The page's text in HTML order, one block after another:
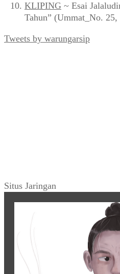
KLIPING ~ Esai
Tahun” (Ummat_No.
Tweets by warungarsip
Situs Jaringan